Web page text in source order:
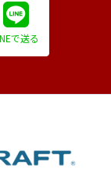
で送る